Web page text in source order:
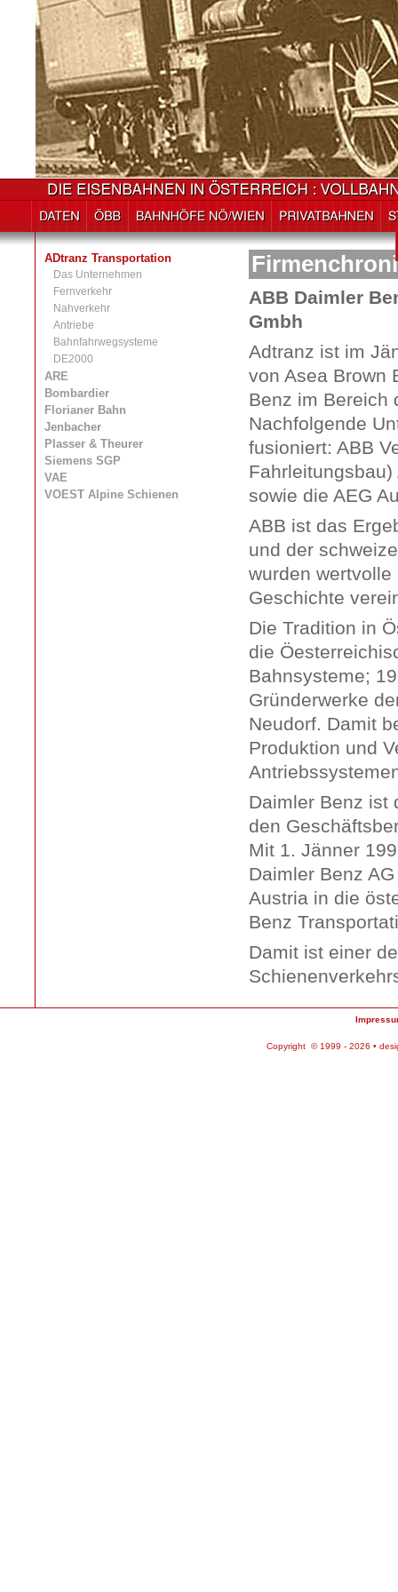
ADtranz Transportation
Das Unternehmen
Fernverkehr
Nahverkehr
Antriebe
Bahnfahrwegsysteme
DE2000
ARE
Bombardier
Florianer Bahn
Jenbacher
Plasser & Theurer
Siemens SGP
VAE
VOEST Alpine Schienen
ABB Daimler
Gmbh
Adtranz ist im
von Asea Brown
Benz im Bereich
Nachfolgende
fusioniert: ABB
sowie die AEG
ABB ist das
und der
wurden
Geschichte
Die Tradition in
die
Bahnsysteme;
Gründerwerke
Neudorf. Damit
Produktion und
Daimler Benz ist
den
Mit 1. Jänner
Daimler Benz
Austria in die
Benz
Damit ist einer
Copyright © 1999 - 2026 •